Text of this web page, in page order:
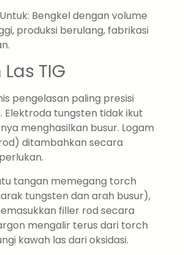
Bengkel dengan volume
produksi berulang, fabrikasi
TIG
pengelasan paling presisi
Elektroda tungsten tidak ikut
menghasilkan busur. Logam
ditambahkan secara
tangan memegang torch
tungsten dan arah busur),
filler rod secara
mengalir terus dari torch
kawah las dari oksidasi.